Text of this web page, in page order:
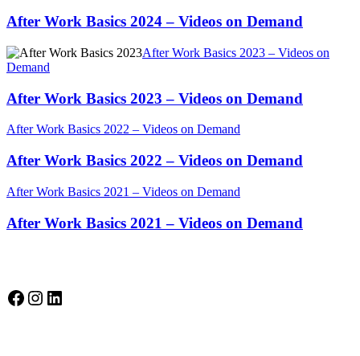
After Work Basics 2024 – Videos on Demand
After Work Basics 2023 – Videos on
Demand
After Work Basics 2023 – Videos on Demand
After Work Basics 2022 – Videos on Demand
After Work Basics 2022 – Videos on Demand
After Work Basics 2021 – Videos on Demand
After Work Basics 2021 – Videos on Demand
Selbstbewusst auf Facebook
Instagram
LinkedIn